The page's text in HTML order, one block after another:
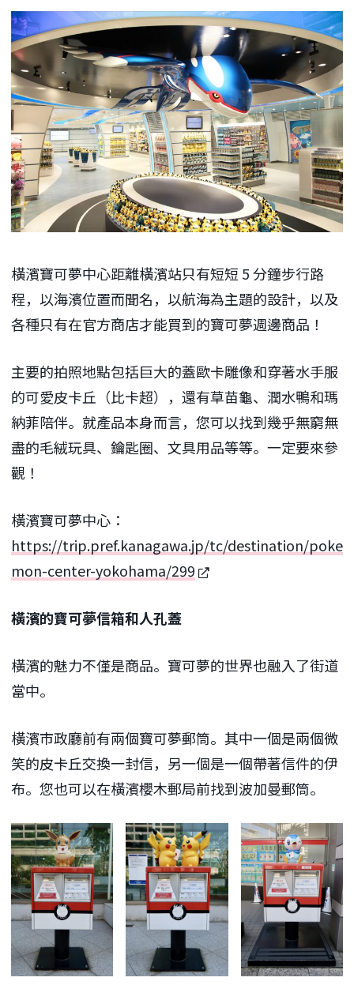
橫濱寶可夢中心距離橫濱站只有短短 5 分鐘步行路
程，以海濱位置而聞名，以航海為主題的設計，以及
各種只有在官方商店才能買到的寶可夢週邊商品！
主要的拍照地點包括巨大的蓋歐卡雕像和穿著水手服
的可愛皮卡丘（比卡超），還有草苗龜、潤水鴨和瑪
納菲陪伴。就產品本身而言，您可以找到幾乎無窮無
盡的毛絨玩具、鑰匙圈、文具用品等等。一定要來參
觀！
橫濱寶可夢中心：
https://trip.pref.kanagawa.jp/tc/destination/poke
mon-center-yokohama/299
橫濱的寶可夢信箱和人孔蓋
橫濱的魅力不僅是商品。寶可夢的世界也融入了街道
當中。
橫濱市政廳前有兩個寶可夢郵筒。其中一個是兩個微
笑的皮卡丘交換一封信，另一個是一個帶著信件的伊
布。您也可以在橫濱櫻木郵局前找到波加曼郵筒。